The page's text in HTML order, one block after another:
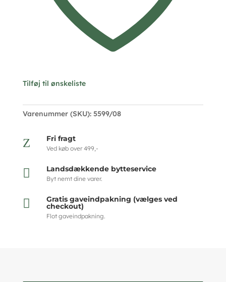
Tilføj til ønskeliste
Varenummer (SKU): 5599/08
Z Fri fragt
Ved køb over 499,-
 Landsdækkende bytteservice
Byt nemt dine varer.
 Gratis gaveindpakning (vælges ved
checkout)
Flot gaveindpakning.